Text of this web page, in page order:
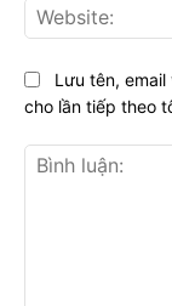
Lưu tên,
cho lần tiếp theo